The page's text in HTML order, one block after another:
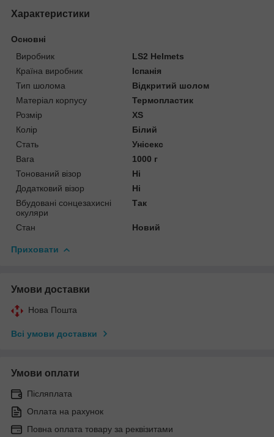
Характеристики
Основні
Виробник
LS2 Helmets
Країна виробник
Іспанія
Тип шолома
Відкритий шолом
Матеріал корпусу
Термопластик
Розмір
XS
Колір
Білий
Стать
Унісекс
Вага
1000 г
Тонований візор
Ні
Додатковий візор
Ні
Вбудовані сонцезахисні
окуляри
Так
Стан Новий
Приховати
Умови доставки
Нова Пошта
Всі умови доставки
Умови оплати
Післяплата
Оплата на рахунок
Повна оплата товару за реквізитами